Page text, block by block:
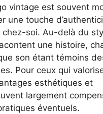
vintage est souvent
une touche
chez-soi. Au-delà du
une histoire,
son étant témoins
Pour ceux qui
esthétiques et
largement
éventuels.